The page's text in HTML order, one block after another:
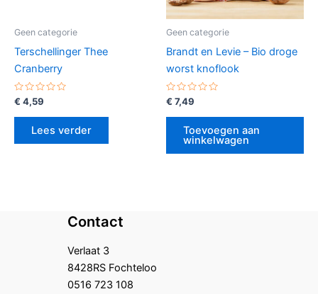
Geen categorie
Terschellinger Thee
Cranberry
Gewaardeerd
0
uit
€ 4,59
Lees verder
Geen categorie
Brandt en Levie – Bio droge
worst knoflook
Gewaardeerd
0
uit
€ 7,49
Toevoegen aan
winkelwagen
Contact
Verlaat 3
8428RS Fochteloo
0516 723 108